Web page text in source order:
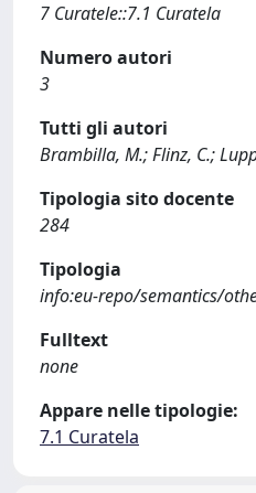
7 Curatele::7.1 Curatela
Numero autori
3
Tutti gli autori
Brambilla, M.; Flinz, C.;
Tipologia sito docente
284
Tipologia
info:eu-repo/semantics/
Fulltext
none
Appare nelle tipologie:
7.1 Curatela